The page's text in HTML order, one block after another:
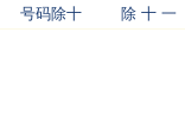
号码除十 除 十 一